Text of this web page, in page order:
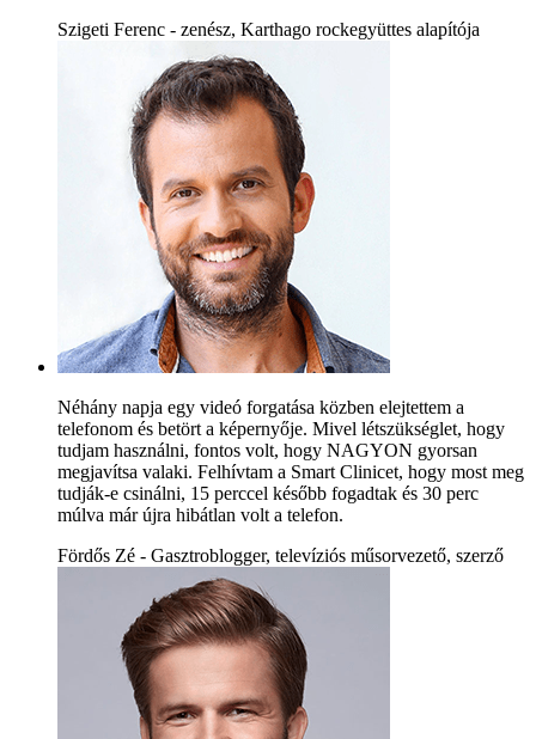
Szigeti Ferenc - zenész, Karthago rockegyüttes alapítója
Néhány napja egy videó forgatása közben elejtettem a
telefonom és betört a képernyője. Mivel létszükséglet, hogy
tudjam használni, fontos volt, hogy NAGYON gyorsan
megjavítsa valaki. Felhívtam a Smart Clinicet, hogy most meg
tudják-e csinálni, 15 perccel később fogadtak és 30 perc
múlva már újra hibátlan volt a telefon.
Fördős Zé - Gasztroblogger, televíziós műsorvezető, szerző